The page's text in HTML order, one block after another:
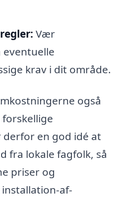
Vær
krav i dit område.
også
en god idé at
fra lokale fagfolk, så
priser og
installation-af-